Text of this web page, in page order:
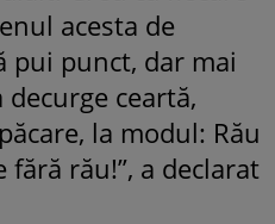
acesta de
pui punct, dar mai
ceartă,
la modul: Rău
rău!”, a declarat